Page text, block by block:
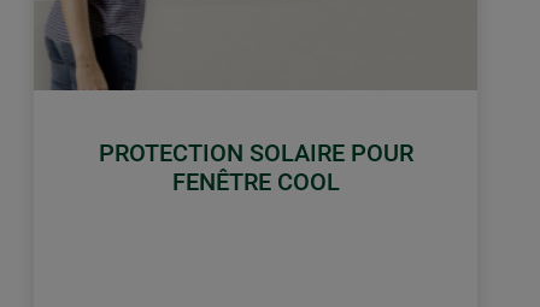
PROTECTION SOLAIRE POUR
FENÊTRE COOL